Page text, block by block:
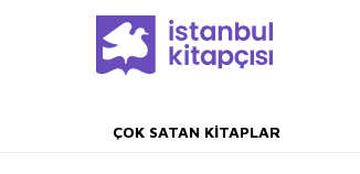
ÇOK SATAN KITAPLAR